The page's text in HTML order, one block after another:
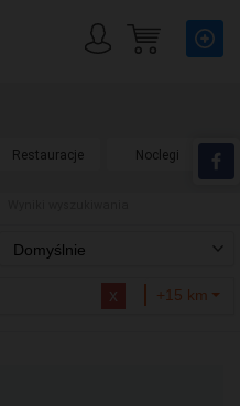
Restauracje Noclegi
Domyślnie
x +15 km